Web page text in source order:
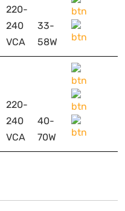
220-
240
VCA
33-
58W
220-
240
VCA
40-
70W